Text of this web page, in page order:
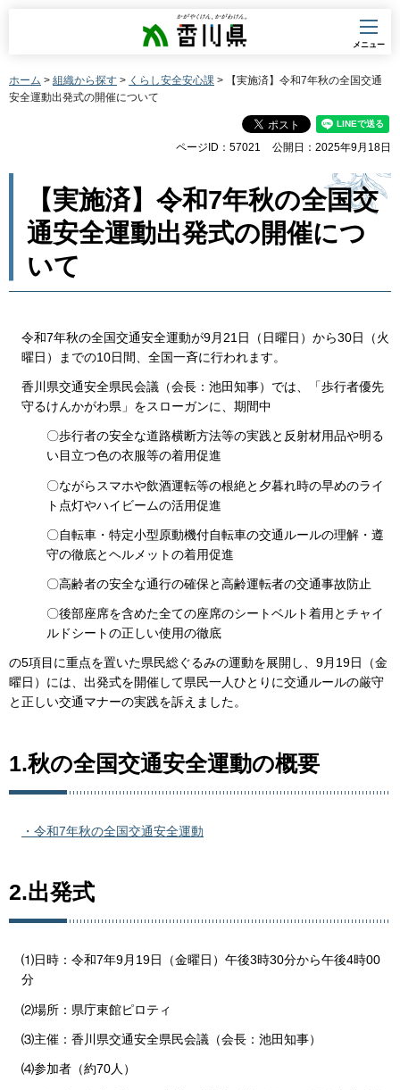
香川県
メニュー
ホーム > 組織から探す > くらし安全安心課 > 【実施済】令和7年秋の全国交通
安全運動出発式の開催について
ページID：57021 公開日：2025年9月18日
【実施済】令和7年秋の全国交
通安全運動出発式の開催につ
いて
令和7年秋の全国交通安全運動が9月21日（日曜日）から30日（火
曜日）までの10日間、全国一斉に行われます。
香川県交通安全県民会議（会長：池田知事）では、「歩行者優先
守るけんかがわ県」をスローガンに、期間中
〇歩行者の安全な道路横断方法等の実践と反射材用品や明る
い目立つ色の衣服等の着用促進
〇ながらスマホや飲酒運転等の根絶と夕暮れ時の早めのライ
ト点灯やハイビームの活用促進
〇自転車・特定小型原動機付自転車の交通ルールの理解・遵
守の徹底とヘルメットの着用促進
〇高齢者の安全な通行の確保と高齢運転者の交通事故防止
〇後部座席を含めた全ての座席のシートベルト着用とチャイ
ルドシートの正しい使用の徹底
の5項目に重点を置いた県民総ぐるみの運動を展開し、9月19日（金
曜日）には、出発式を開催して県民一人ひとりに交通ルールの厳守
と正しい交通マナーの実践を訴えました。
1.秋の全国交通安全運動の概要
・令和7年秋の全国交通安全運動
2.出発式
⑴日時：令和7年9月19日（金曜日）午後3時30分から午後4時00
分
⑵場所：県庁東館ピロティ
⑶主催：香川県交通安全県民会議（会長：池田知事）
⑷参加者（約70人）